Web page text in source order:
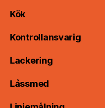
Kök
Kontrollansvarig
Lackering
Låssmed